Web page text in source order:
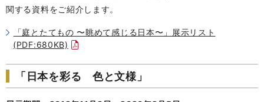
関する資料をご紹介します。
「庭とたてもの 〜眺めて感じる日本〜」展示リスト
(PDF:680KB)
「日本を彩る 色と文様」